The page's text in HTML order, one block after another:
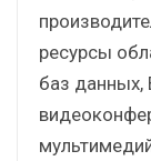
ресурсы
баз данных,